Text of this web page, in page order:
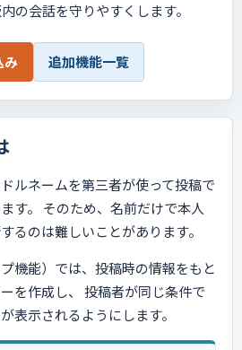
の会話を守りやすくします。
み 追加機能一覧
ルネームを第三者が使って投稿で
す。 そのため、名前だけで本人
るのは難しいことがあります。
機能）では、投稿時の情報をもと
を作成し、 投稿者が同じ条件で
表示されるようにします。